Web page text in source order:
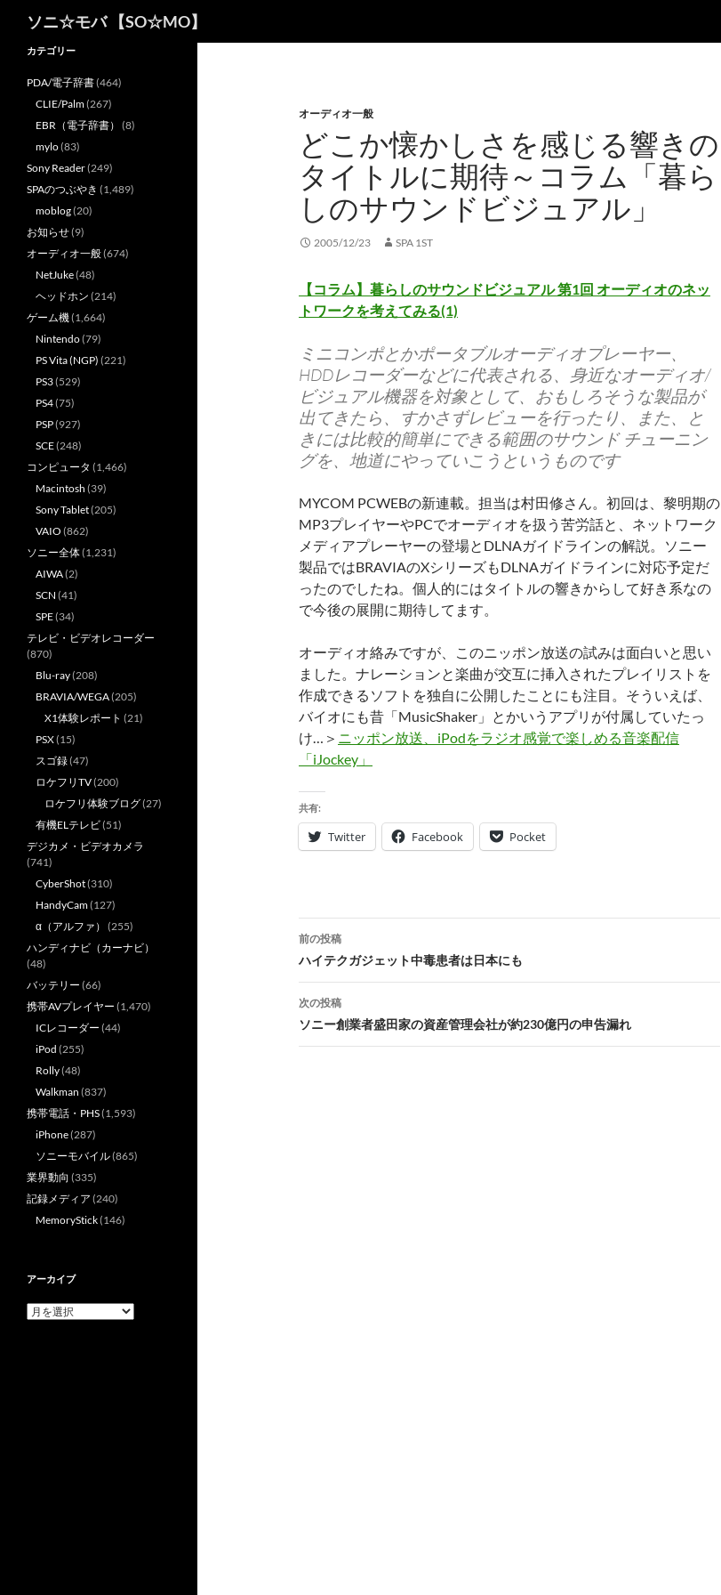
ソニ☆モバ 【SO☆MO】
オーディオ一般
どこか懐かしさを感じる響きの
タイトルに期待～コラム「暮ら
しのサウンドビジュアル」
2005/12/23 SPA 1ST
【コラム】暮らしのサウンドビジュアル 第1回 オーディオのネッ
トワークを考えてみる(1)
ミニコンポとかポータブルオーディオプレーヤー、
HDDレコーダーなどに代表される、身近なオーディオ/
ビジュアル機器を対象として、おもしろそうな製品が
出てきたら、すかさずレビューを行ったり、また、と
きには比較的簡単にできる範囲のサウンド チューニン
グを、地道にやっていこうというものです
MYCOM PCWEBの新連載。担当は村田修さん。初回は、黎明期の
MP3プレイヤーやPCでオーディオを扱う苦労話と、ネットワーク
メディアプレーヤーの登場とDLNAガイドラインの解説。ソニー
製品ではBRAVIAのXシリーズもDLNAガイドラインに対応予定だ
ったのでしたね。個人的にはタイトルの響きからして好き系なの
で今後の展開に期待してます。
オーディオ絡みですが、このニッポン放送の試みは面白いと思い
ました。ナレーションと楽曲が交互に挿入されたプレイリストを
作成できるソフトを独自に公開したことにも注目。そういえば、
バイオにも昔「MusicShaker」とかいうアプリが付属していたっ
け…＞ ニッポン放送、iPodをラジオ感覚で楽しめる音楽配信
「iJockey」
共有:
Twitter Facebook Pocket
投
稿
ナ
ビ
ゲ
前の投稿
ハイテクガジェット中毒患者は日本にも
次の投稿
ソニー創業者盛田家の資産管理会社が約230億円の申告漏れ
カテゴリー
PDA/電子辞書(464)
CLIE/Palm(267)
EBR（電子辞書） (8)
mylo(83)
Sony Reader(249)
SPAのつぶやき (1,489)
moblog(20)
お知らせ(9)
オーディオ一般(674)
NetJuke(48)
ヘッドホン (214)
ゲーム機(1,664)
Nintendo(79)
PS Vita (NGP) (221)
PS3(529)
PS4(75)
PSP(927)
SCE(248)
コンピュータ (1,466)
Macintosh (39)
Sony Tablet(205)
VAIO (862)
ソニー全体(1,231)
AIWA(2)
SCN (41)
SPE(34)
テレビ・ビデオレコーダー
(870)
Blu-ray(208)
BRAVIA/WEGA(205)
X1体験レポート (21)
PSX(15)
スゴ録(47)
ロケフリTV(200)
ロケフリ体験ブログ(27)
有機ELテレビ(51)
デジカメ・ビデオカメラ
(741)
CyberShot(310)
HandyCam(127)
α（アルファ） (255)
ハンディナビ（カーナビ）
(48)
バッテリー (66)
携帯AVプレイヤー (1,470)
ICレコーダー (44)
iPod (255)
Rolly(48)
Walkman (837)
携帯電話・PHS(1,593)
iPhone(287)
ソニーモバイル(865)
業界動向 (335)
記録メディア (240)
MemoryStick(146)
アーカイブ
ア